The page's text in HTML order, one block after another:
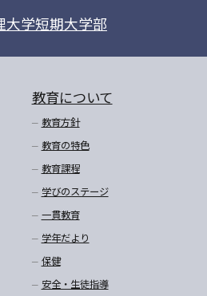
大学短期大学部
教育について
教育方針
教育の特色
教育課程
学びのステージ
一貫教育
学年だより
保健
安全・生徒指導